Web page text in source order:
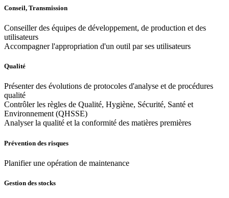
Conseil, Transmission
Conseiller des équipes de développement, de production et des
utilisateurs
Accompagner l'appropriation d'un outil par ses utilisateurs
Qualité
Présenter des évolutions de protocoles d'analyse et de procédures
qualité
Contrôler les règles de Qualité, Hygiène, Sécurité, Santé et
Environnement (QHSSE)
Analyser la qualité et la conformité des matières premières
Prévention des risques
Planifier une opération de maintenance
Gestion des stocks